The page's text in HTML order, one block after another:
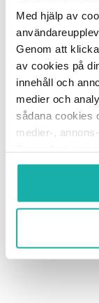
Med hjälp av
Genom att
av cookies på
innehåll och
medier och
sådana cookies
medier-,
information som
samlat in när du
Vi
Du